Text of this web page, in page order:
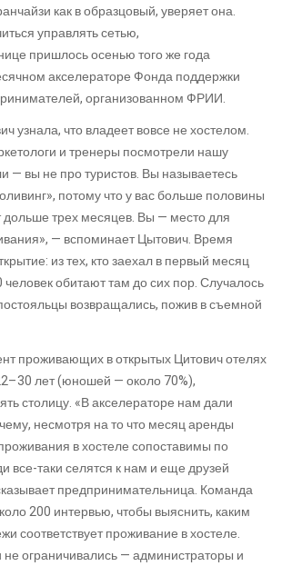
как в образцовый, уверяет она.
управлять сетью,
пришлось осенью того же года
акселераторе Фонда поддержки
организованном ФРИИ.
узнала, что владеет вовсе не хостелом.
и тренеры посмотрели нашу
— вы не про туристов. Вы называетесь
потому что у вас больше половины
дольше трех месяцев. Вы — место для
— вспоминает Цытович. Время
из тех, кто заехал в первый месяц
человек обитают там до сих пор. Случалось
возвращались, пожив в съемной
проживающих в открытых Цитович отелях
лет (юношей — около 70%),
столицу. «В акселераторе нам дали
несмотря на то что месяц аренды
в хостеле сопоставимы по
все-таки селятся к нам и еще друзей
предпринимательница. Команда
200 интервью, чтобы выяснить, каким
соответствует проживание в хостеле.
ограничивались — администраторы и